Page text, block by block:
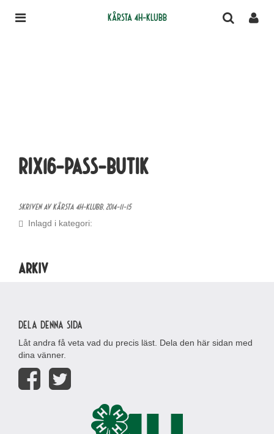
Kårsta 4H-klubb
rix16-pass-butik
Skriven av Kårsta 4H-klubb,2014-11-15
Inlagd i kategori:
Arkiv
Dela denna sida
Låt andra få veta vad du precis läst. Dela den här sidan med
dina vänner.